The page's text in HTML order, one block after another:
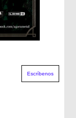
Escríbenos